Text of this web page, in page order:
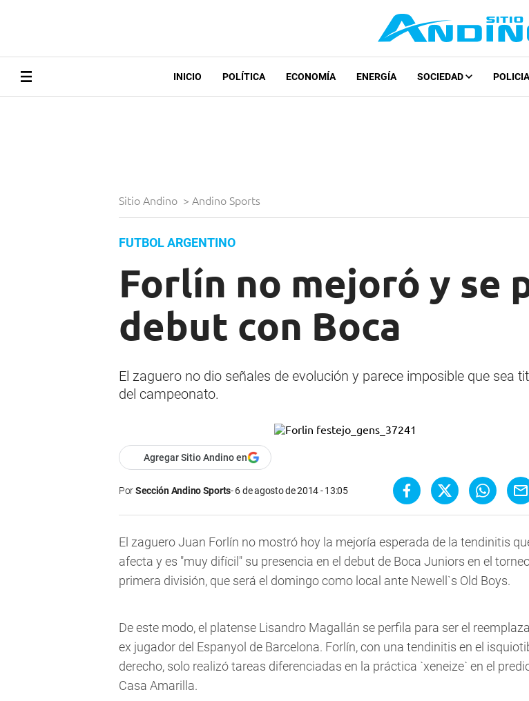
INICIO POLÍTICA ECONOMÍA ENERGÍA SOCIEDAD
Sitio Andino > Andino Sports
FUTBOL ARGENTINO
Forlín no mejoró y se
debut con Boca
El zaguero no dio señales de evolución y parece imposible que sea
del campeonato.
Agregar Sitio Andino en
PorSección Andino Sports 6 de agosto de 2014 - 13:05
El zaguero Juan Forlín no mostró hoy la mejoría esperada de la tendinitis
afecta y es "muy difícil" su presencia en el debut de Boca Juniors en el
primera división, que será el domingo como local ante Newell`s Old Boys.
De este modo, el platense Lisandro Magallán se perfila para ser el
ex jugador del Espanyol de Barcelona. Forlín, con una tendinitis en el
derecho, solo realizó tareas diferenciadas en la práctica `xeneize` en el
Casa Amarilla.